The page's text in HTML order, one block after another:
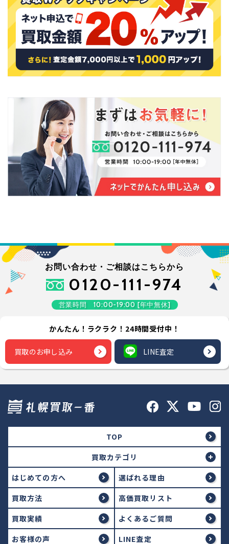
お問い合わせ・ご相談はこちらから
0120-111-974
営業時間 10:00-19:00 [年中無休]
かんたん！ラクラク！24時間受付中！
買取のお申し込み LINE査定
TOP
買取カテゴリ
はじめての方へ
選ばれる理由
買取方法
高価買取リスト
買取実績
よくあるご質問
お客様の声
LINE査定